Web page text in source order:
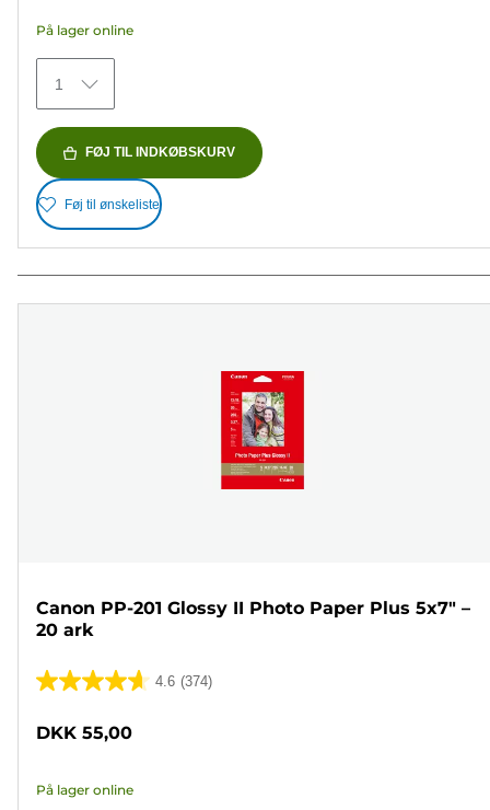
stjerner.
35
anmeldelser
På lager online
1
FØJ TIL INDKØBSKURV
Føj til ønskeliste
Canon PP-201 Glossy II Photo Paper Plus 5x7" –
20 ark
4.6 (374)
4.6
af
stjerner.
DKK 55,00
På lager online